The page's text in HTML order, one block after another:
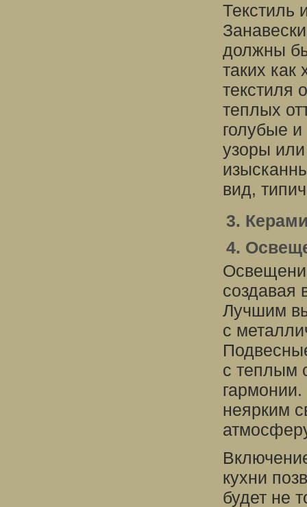
Текстиль
должны
таких как
текстиля
теплых
голубые
узоры
вид,
3.
4.
создавая
Лучшим
с
с теплым
неярким
кухни
будет не